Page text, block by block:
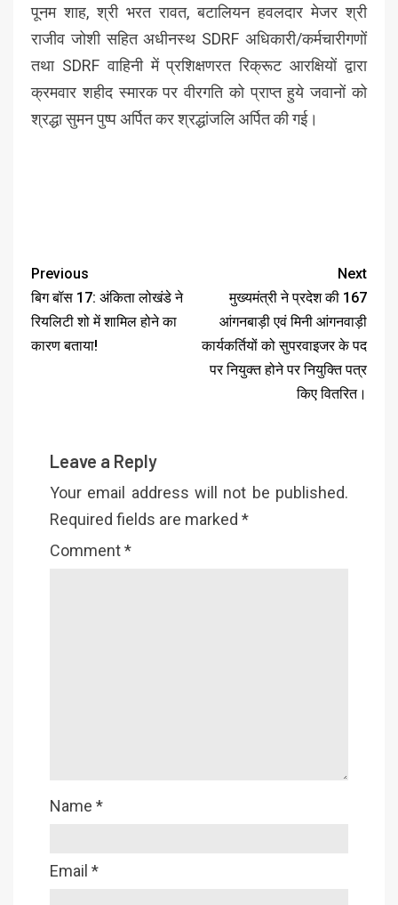
पूनम शाह, श्री भरत रावत, बटालियन हवलदार मेजर श्री
राजीव जोशी सहित अधीनस्थ SDRF अधिकारी/कर्मचारीगणों
तथा SDRF वाहिनी में प्रशिक्षणरत रिक्रूट आरक्षियों द्वारा
क्रमवार शहीद स्मारक पर वीरगति को प्राप्त हुये जवानों को
श्रद्धा सुमन पुष्प अर्पित कर श्रद्धांजलि अर्पित की गई।
Previous
बिग बॉस 17: अंकिता लोखंडे ने
रियलिटी शो में शामिल होने का
कारण बताया!
Next
मुख्यमंत्री ने प्रदेश की 167
आंगनबाड़ी एवं मिनी आंगनवाड़ी
कार्यकर्तियों को सुपरवाइजर के पद
पर नियुक्त होने पर नियुक्ति पत्र
किए वितरित।
Leave a Reply
Your email address will not be published.
Required fields are marked *
Comment*
Name *
Email *